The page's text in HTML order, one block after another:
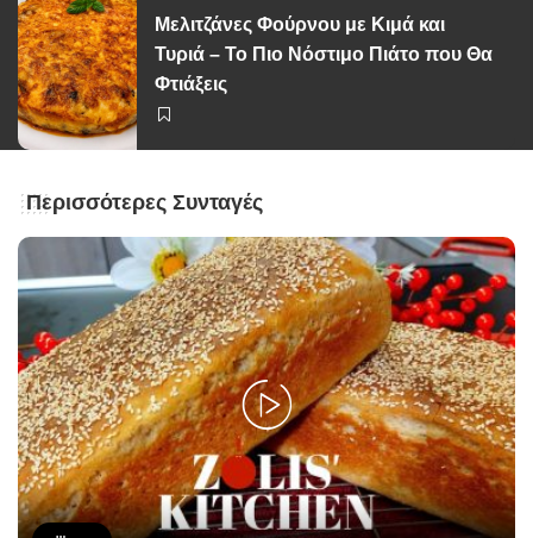
Μελιτζάνες Φούρνου με Κιμά και
Τυριά – Το Πιο Νόστιμο Πιάτο που Θα
Φτιάξεις
Περισσότερες Συνταγές